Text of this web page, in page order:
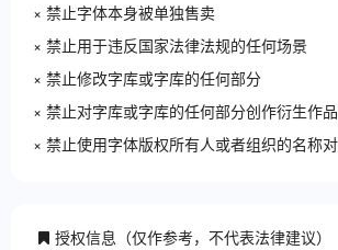
× 禁止字体本身被单独售卖
× 禁止用于违反国家法律法规的任何场景
× 禁止修改字库或字库的任何部分
× 禁止对字库或字库的任何部分创作衍生作品
× 禁止使用字体版权所有人或者组织的名称
授权信息（仅作参考，不代表法律建议）